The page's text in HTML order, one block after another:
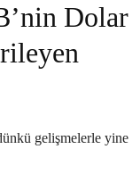
Dolar
gelişmelerle yine